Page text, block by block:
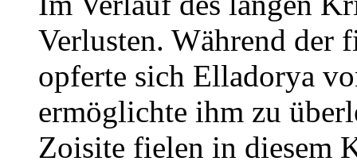
Verlusten. Während der
opferte sich Elladorya
ermöglichte ihm zu
Zoisite fielen in diesem